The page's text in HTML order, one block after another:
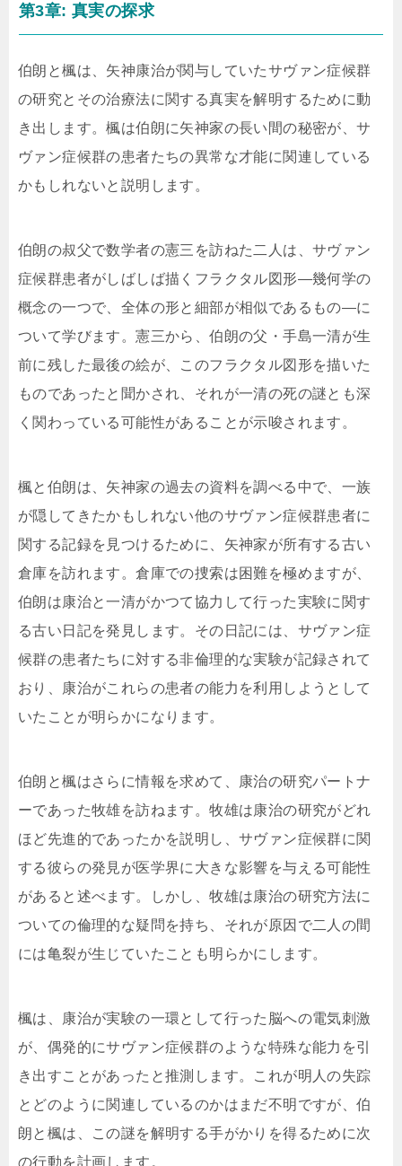
第3章: 真実の探求
伯朗と楓は、矢神康治が関与していたサヴァン症候群
の研究とその治療法に関する真実を解明するために動
き出します。楓は伯朗に矢神家の長い間の秘密が、サ
ヴァン症候群の患者たちの異常な才能に関連している
かもしれないと説明します。
伯朗の叔父で数学者の憲三を訪ねた二人は、サヴァン
症候群患者がしばしば描くフラクタル図形—幾何学の
概念の一つで、全体の形と細部が相似であるもの—に
ついて学びます。憲三から、伯朗の父・手島一清が生
前に残した最後の絵が、このフラクタル図形を描いた
ものであったと聞かされ、それが一清の死の謎とも深
く関わっている可能性があることが示唆されます。
楓と伯朗は、矢神家の過去の資料を調べる中で、一族
が隠してきたかもしれない他のサヴァン症候群患者に
関する記録を見つけるために、矢神家が所有する古い
倉庫を訪れます。倉庫での捜索は困難を極めますが、
伯朗は康治と一清がかつて協力して行った実験に関す
る古い日記を発見します。その日記には、サヴァン症
候群の患者たちに対する非倫理的な実験が記録されて
おり、康治がこれらの患者の能力を利用しようとして
いたことが明らかになります。
伯朗と楓はさらに情報を求めて、康治の研究パートナ
ーであった牧雄を訪ねます。牧雄は康治の研究がどれ
ほど先進的であったかを説明し、サヴァン症候群に関
する彼らの発見が医学界に大きな影響を与える可能性
があると述べます。しかし、牧雄は康治の研究方法に
ついての倫理的な疑問を持ち、それが原因で二人の間
には亀裂が生じていたことも明らかにします。
楓は、康治が実験の一環として行った脳への電気刺激
が、偶発的にサヴァン症候群のような特殊な能力を引
き出すことがあったと推測します。これが明人の失踪
とどのように関連しているのかはまだ不明ですが、伯
朗と楓は、この謎を解明する手がかりを得るために次
の行動を計画します。